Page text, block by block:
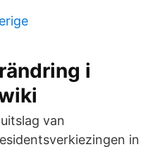
i
van
in